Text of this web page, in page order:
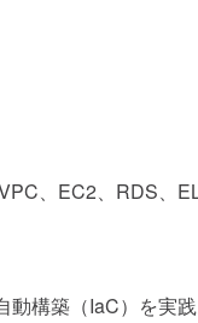
、EC2、RDS、
構築（IaC）を実